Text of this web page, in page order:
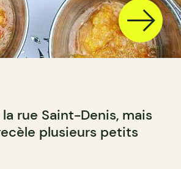
rue Saint-Denis, mais
plusieurs petits